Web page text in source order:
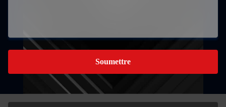
Soumettre